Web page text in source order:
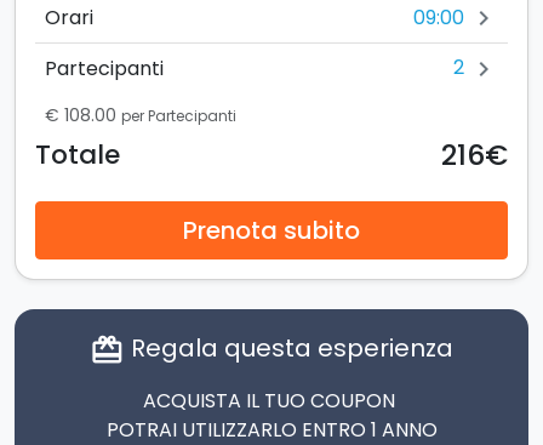
Orari 09:00 chevron_right
Partecipanti 2 chevron_right
€ 108.00 per Partecipanti
Totale 216€
Prenota subito
card_giftcard Regala questa esperienza
ACQUISTA IL TUO COUPON
POTRAI UTILIZZARLO ENTRO 1 ANNO